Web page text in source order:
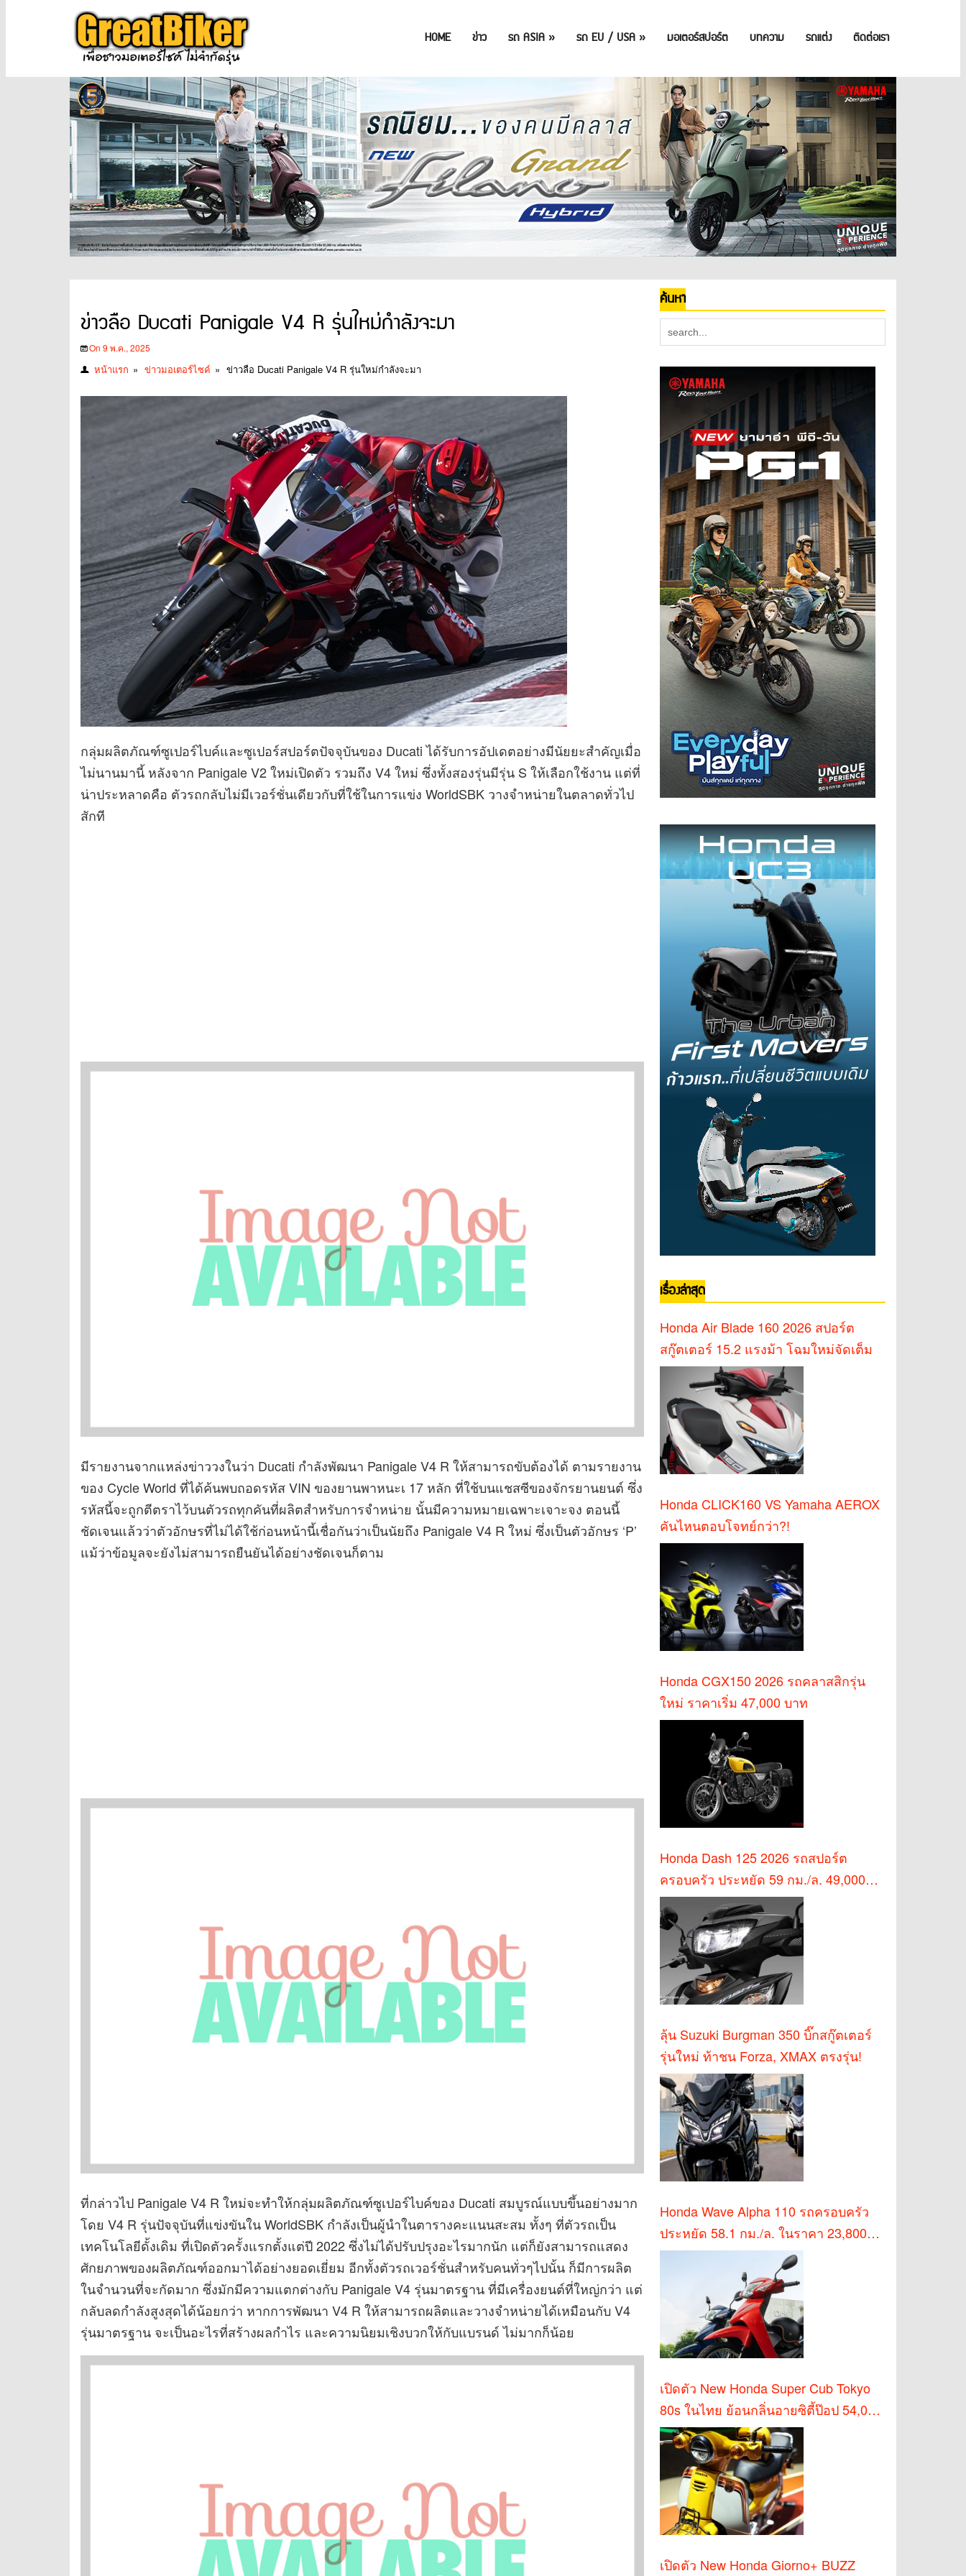
HOME ข่าว รถ ASIA » รถ EU / USA » มอเตอร์สปอร์ต บทความ รถแต่ง ติดต่อเรา
ข่าวลือ Ducati Panigale V4 R รุ่นใหม่กำลังจะมา
On 9 พ.ค., 2025
หน้าแรก » ข่าวมอเตอร์ไซค์ » ข่าวลือ Ducati Panigale V4 R รุ่นใหม่กำลังจะมา
กลุ่มผลิตภัณฑ์ซูเปอร์ไบค์และซูเปอร์สปอร์ตปัจจุบันของ Ducati ได้รับการอัปเดตอย่างมีนัยยะสำคัญเมื่อ
ไม่นานมานี้ หลังจาก Panigale V2 ใหม่เปิดตัว รวมถึง V4 ใหม่ ซึ่งทั้งสองรุ่นมีรุ่น S ให้เลือกใช้งาน แต่ที่
น่าประหลาดคือ ตัวรถกลับไม่มีเวอร์ชั่นเดียวกับที่ใช้ในการแข่ง WorldSBK วางจำหน่ายในตลาดทั่วไป
สักที
มีรายงานจากแหล่งข่าววงในว่า Ducati กำลังพัฒนา Panigale V4 R ให้สามารถขับต้องได้ ตามรายงาน
ของ Cycle World ที่ได้ค้นพบถอดรหัส VIN ของยานพาหนะเ 17 หลัก ที่ใช้บนแชสซีของจักรยานยนต์ ซึ่ง
รหัสนี้จะถูกตีตราไว้บนตัวรถทุกคันที่ผลิตสำหรับการจำหน่าย นั้นมีความหมายเฉพาะเจาะจง ตอนนี้
ชัดเจนแล้วว่าตัวอักษรที่ไม่ได้ใช้ก่อนหน้านี้เชื่อกันว่าเป็นนัยถึง Panigale V4 R ใหม่ ซึ่งเป็นตัวอักษร ‘P’
แม้ว่าข้อมูลจะยังไม่สามารถยืนยันได้อย่างชัดเจนก็ตาม
ที่กล่าวไป Panigale V4 R ใหม่จะทำให้กลุ่มผลิตภัณฑ์ซูเปอร์ไบค์ของ Ducati สมบูรณ์แบบขึ้นอย่างมาก
โดย V4 R รุ่นปัจจุบันที่แข่งขันใน WorldSBK กำลังเป็นผู้นำในตารางคะแนนสะสม ทั้งๆ ที่ตัวรถเป็น
เทคโนโลยีดั้งเดิม ที่เปิดตัวครั้งแรกตั้งแต่ปี 2022 ซึ่งไม่ได้ปรับปรุงอะไรมากนัก แต่ก็ยังสามารถแสดง
ศักยภาพของผลิตภัณฑ์ออกมาได้อย่างยอดเยี่ยม อีกทั้งตัวรถเวอร์ชั่นสำหรับคนทั่วๆไปนั้น ก็มีการผลิต
ในจำนวนที่จะกัดมาก ซึ่งมักมีความแตกต่างกับ Panigale V4 รุ่นมาตรฐาน ที่มีเครื่องยนต์ที่ใหญ่กว่า แต่
กลับลดกำลังสูงสุดได้น้อยกว่า หากการพัฒนา V4 R ให้สามารถผลิตและวางจำหน่ายได้เหมือนกับ V4
รุ่นมาตรฐาน จะเป็นอะไรที่สร้างผลกำไร และความนิยมเชิงบวกให้กับแบรนด์ ไม่มากก็น้อย
ค้นหา
เรื่องล่าสุด
Honda Air Blade 160 2026 สปอร์ต
สกู๊ตเตอร์ 15.2 แรงม้า โฉมใหม่จัดเต็ม
Honda CLICK160 VS Yamaha AEROX
คันไหนตอบโจทย์กว่า?!
Honda CGX150 2026 รถคลาสสิกรุ่น
ใหม่ ราคาเริ่ม 47,000 บาท
Honda Dash 125 2026 รถสปอร์ต
ครอบครัว ประหยัด 59 กม./ล. 49,000
บาท
ลุ้น Suzuki Burgman 350 บิ๊กสกู๊ตเตอร์
รุ่นใหม่ ท้าชน Forza, XMAX ตรงรุ่น!
Honda Wave Alpha 110 รถครอบครัว
ประหยัด 58.1 กม./ล. ในราคา 23,800
บาท
เปิดตัว New Honda Super Cub Tokyo
80s ในไทย ย้อนกลิ่นอายซิตี้ป๊อป 54,000
บาท
เปิดตัว New Honda Giorno+ BUZZ